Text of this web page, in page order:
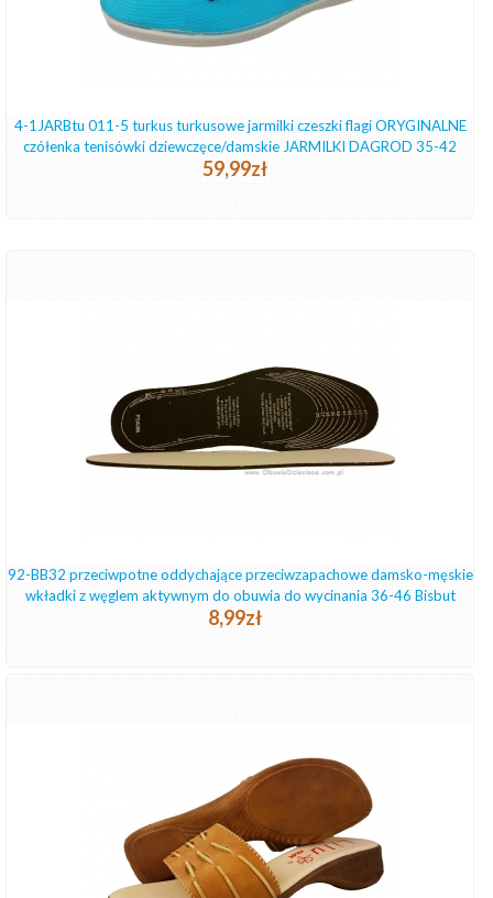
4-1JARBtu 011-5 turkus turkusowe jarmilki czeszki flagi ORYGINALNE
czółenka tenisówki dziewczęce/damskie JARMILKI DAGROD 35-42
59,99zł
92-BB32 przeciwpotne oddychające przeciwzapachowe damsko-męskie
wkładki z węglem aktywnym do obuwia do wycinania 36-46 Bisbut
8,99zł